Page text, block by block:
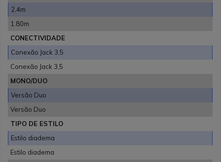
2,4m
1.80m
CONECTIVIDADE
Conexão Jack 3,5
Conexão Jack 3,5
MONO/DUO
Versão Duo
Versão Duo
TIPO DE ESTILO
Estilo diadema
Estilo diadema